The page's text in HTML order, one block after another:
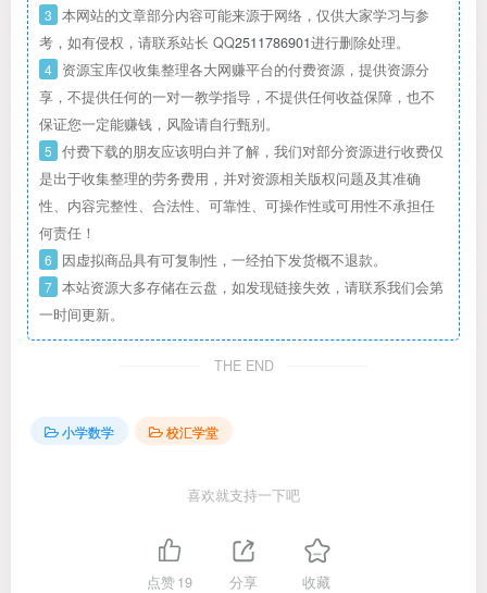
3 本网站的文章部分内容可能来源于网络，仅供大家学习与参
考，如有侵权，请联系站长 QQ2511786901进行删除处理。
4 资源宝库仅收集整理各大网赚平台的付费资源，提供资源分
享，不提供任何的一对一教学指导，不提供任何收益保障，也不
保证您一定能赚钱，风险请自行甄别。
5 付费下载的朋友应该明白并了解，我们对部分资源进行收费仅
是出于收集整理的劳务费用，并对资源相关版权问题及其准确
性、内容完整性、合法性、可靠性、可操作性或可用性不承担任
何责任！
6 因虚拟商品具有可复制性，一经拍下发货概不退款。
7 本站资源大多存储在云盘，如发现链接失效，请联系我们会第
一时间更新。
THE END
小学数学 校汇学堂
喜欢就支持一下吧
点赞19 分享 收藏